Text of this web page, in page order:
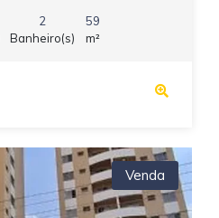
2
Banheiro(s)
59
m²
Venda